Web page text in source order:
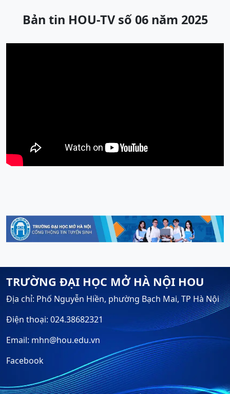
Bản tin HOU-TV số 06 năm 2025
TRƯỜNG ĐẠI HỌC MỞ HÀ NỘI HOU
Địa chỉ: Phố Nguyễn Hiền, phường Bạch Mai, TP Hà Nội
Điện thoại: 024.38682321
Email: mhn@hou.edu.vn
Facebook